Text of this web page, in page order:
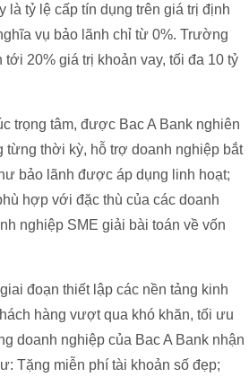
là tỷ lệ cấp tín dụng trên giá trị định
vụ bảo lãnh chỉ từ 0%. Trường
20% giá trị khoản vay, tối đa 10 tỷ
trọng tâm, được Bac A Bank nghiên
từng thời kỳ, hỗ trợ doanh nghiệp bắt
bảo lãnh được áp dụng linh hoạt;
hợp với đặc thù của các doanh
nghiệp SME giải bài toán về vốn
đoạn thiết lập các nền tảng kinh
hàng vượt qua khó khăn, tối ưu
doanh nghiệp của Bac A Bank nhận
Tặng miễn phí tài khoản số đẹp;